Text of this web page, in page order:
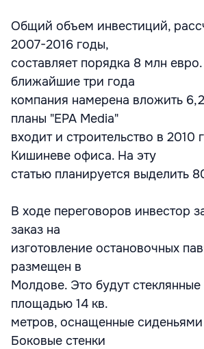
Общий объем инвестиций,
2007-2016 годы,
составляет порядка 8 млн
ближайшие три года
компания намерена вложить
планы "EPA Media"
входит и строительство в 2010
Кишиневе офиса. На эту
статью планируется выделить
В ходе переговоров инвестор
заказ на
изготовление остановочных
размещен в
Молдове. Это будут стеклянные
площадью 14 кв.
метров, оснащенные
Боковые стенки